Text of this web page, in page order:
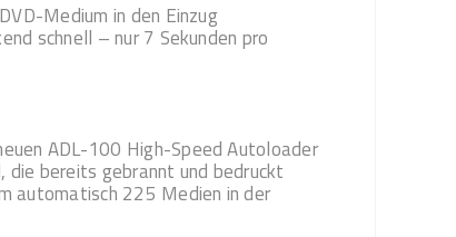
Medium in den Einzug
schnell – nur 7 Sekunden pro
ADL-100 High-Speed Autoloader
bereits gebrannt und bedruckt
automatisch 225 Medien in der